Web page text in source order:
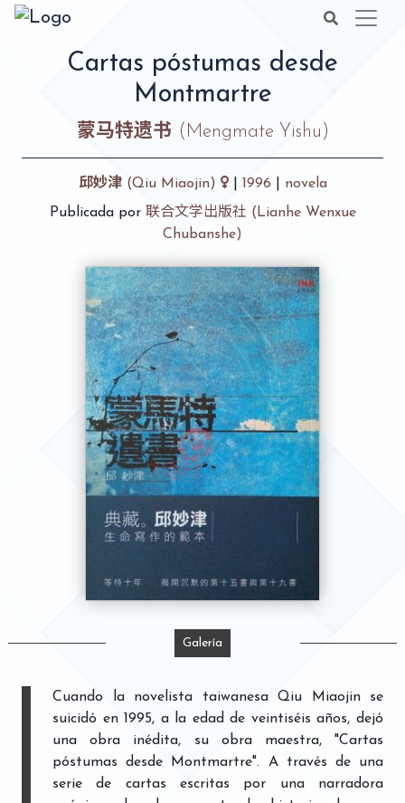
Cartas póstumas desde
Montmartre
蒙马特遗书 (Mengmate Yishu)
邱妙津 (Qiu Miaojin) | 1996
novela
Publicada por 联合文学出版社 (Lianhe Wenxue
Chubanshe)
Galería
Cuando la novelista taiwanesa Qiu Miaojin se
suicidó en 1995, a la edad de veintiséis años, dejó
una obra inédita, su obra maestra, "Cartas
póstumas desde Montmartre". A través de una
serie de cartas escritas por una narradora